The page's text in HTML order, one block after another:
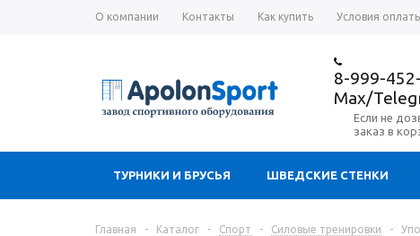
О компании Контакты Как купить Условия
8-999-
Max/
Если не
заказ в
ТУРНИКИ И БРУСЬЯ ШВЕДСКИЕ СТЕНКИ
Главная - Каталог - Спорт - Силовые тренировки -